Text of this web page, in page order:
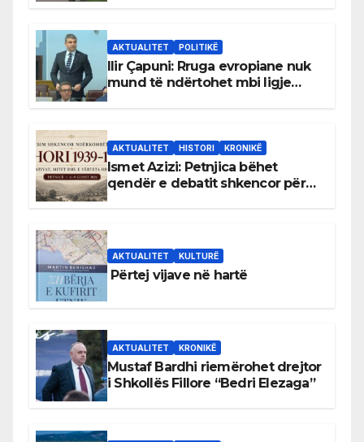
AKTUALITET POLITIKË
Ilir Çapuni: Rruga evropiane nuk
mund të ndërtohet mbi ligje
AKTUALITET HISTORI KRONIKË
Ismet Azizi: Petnjica bëhet
qendër e debatit shkencor për
AKTUALITET KULTURË
Përtej vijave në hartë
AKTUALITET KRONIKË
Mustaf Bardhi riemërohet drejtor
i Shkollës Fillore “Bedri Elezaga”